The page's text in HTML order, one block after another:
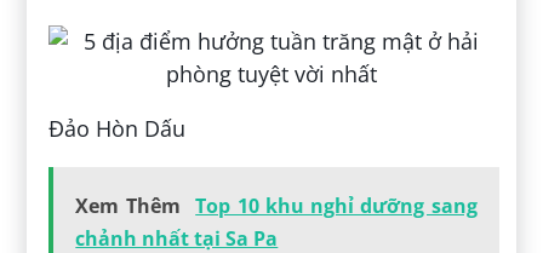
Đảo Hòn Dấu
Xem Thêm
Top 10 khu nghỉ dưỡng sang
chảnh nhất tại Sa Pa